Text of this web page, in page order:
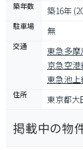
築年数 築16年
駐車場 無
交通 東急多
京急空
東急池
住所 東京都大
掲載中の物